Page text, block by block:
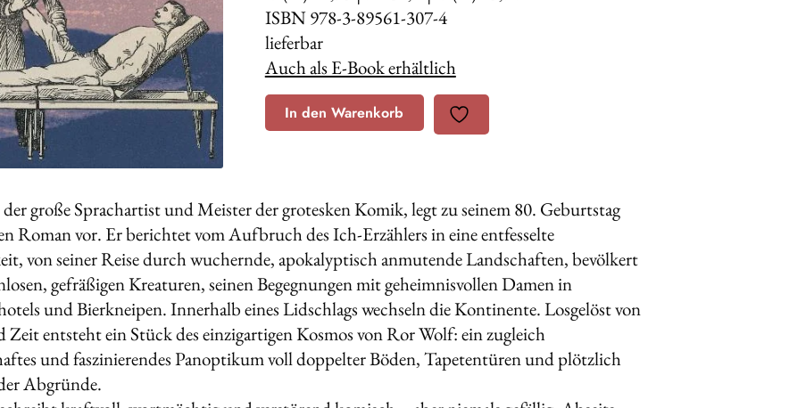
ISBN 978-3-89561-307-4
lieferbar
Auch als E-Book erhältlich
In den Warenkorb
große Sprachartist und Meister der grotesken Komik, legt zu seinem 80. Geburtstag
Roman vor. Er berichtet vom Aufbruch des Ich-Erzählers in eine entfesselte
von seiner Reise durch wuchernde, apokalyptisch anmutende Landschaften, bevölkert
gefräßigen Kreaturen, seinen Begegnungen mit geheimnisvollen Damen in
und Bierkneipen. Innerhalb eines Lidschlags wechseln die Kontinente. Losgelöst von
Zeit entsteht ein Stück des einzigartigen Kosmos von Ror Wolf: ein zugleich
und faszinierendes Panoptikum voll doppelter Böden, Tapetentüren und plötzlich
Abgründe.